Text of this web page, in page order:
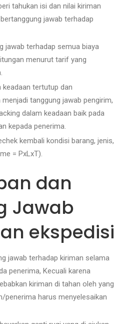
tahukan isi dan nilai kiriman
jawab terhadap
jawab terhadap semua biaya
menurut tarif yang
tertutup dan
tanggung jawab pengirim,
dalam keadaan baik pada
kepada penerima.
kembali kondisi barang, jenis,
= PxLxT).
dan
Jawab
ekspedisi
jawab terhadap kiriman selama
penerima, Kecuali karena
kiriman di tahan oleh yang
penerima harus menyelesaikan